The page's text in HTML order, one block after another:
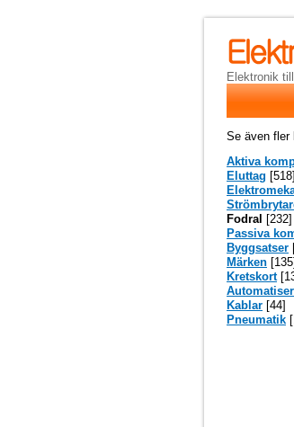
Elektronik
Se även fler
Aktiva
Eluttag [518]
Fodral [232]
Passiva
Byggsatser
Märken [135]
Kretskort
Kablar [44]
Pneumatik